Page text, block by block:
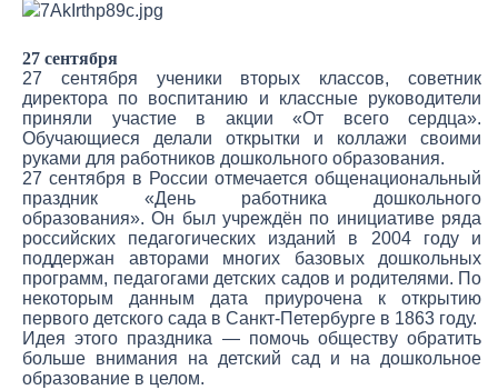
27 сентября
27 сентября ученики вторых классов, советник
директора по воспитанию и классные руководители
приняли участие в акции «От всего сердца».
Обучающиеся делали открытки и коллажи своими
руками для работников дошкольного образования.
27 сентября в России отмечается общенациональный
праздник «День работника дошкольного
образования». Он был учреждён по инициативе ряда
российских педагогических изданий в 2004 году и
поддержан авторами многих базовых дошкольных
программ, педагогами детских садов и родителями. По
некоторым данным дата приурочена к открытию
первого детского сада в Санкт-Петербурге в 1863 году.
Идея этого праздника — помочь обществу обратить
больше внимания на детский сад и на дошкольное
образование в целом.